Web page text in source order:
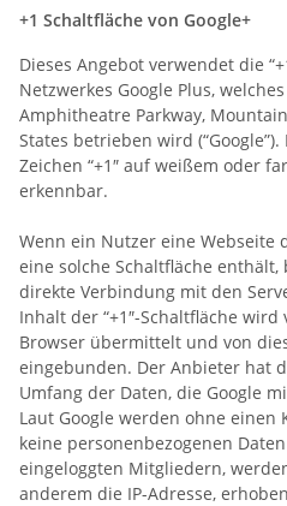
+1 Schaltfläche von Google+
Dieses Angebot verwendet die
Netzwerkes Google Plus,
Amphitheatre Parkway,
States betrieben wird
Zeichen “+1″ auf weißem oder
erkennbar.
Wenn ein Nutzer eine Webseite
eine solche Schaltfläche
direkte Verbindung mit den
Inhalt der “+1″-Schaltfläche
Browser übermittelt und von
eingebunden. Der Anbieter hat
Umfang der Daten, die Google
Laut Google werden ohne einen
keine personenbezogenen
eingeloggten Mitgliedern,
anderem die IP-Adresse,